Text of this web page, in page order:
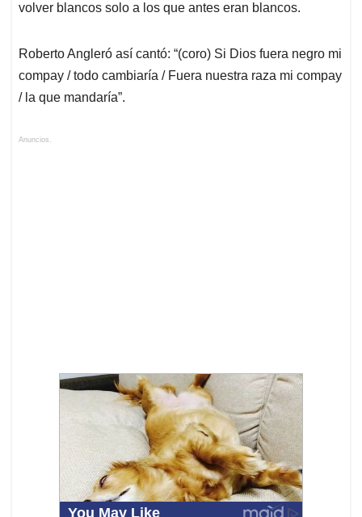
volver blancos solo a los que antes eran blancos.
Roberto Angleró así cantó: “(coro) Si Dios fuera negro mi
compay / todo cambiaría / Fuera nuestra raza mi compay
/ la que mandaría”.
Anuncios.